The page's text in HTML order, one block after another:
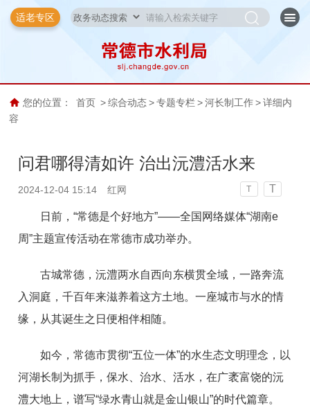
适老专区
您的位置： 首页 > 综合动态 > 专题专栏 > 河长制工作 > 详细内
容
问君哪得清如许 治出沅澧活水来
2024-12-04 15:14 红网 T T
日前，“常德是个好地方”——全国网络媒体“湖南e
周”主题宣传活动在常德市成功举办。
古城常德，沅澧两水自西向东横贯全域，一路奔流
入洞庭，千百年来滋养着这方土地。一座城市与水的情
缘，从其诞生之日便相伴相随。
如今，常德市贯彻“五位一体”的水生态文明理念，以
河湖长制为抓手，保水、治水、活水，在广袤富饶的沅
澧大地上，谱写“绿水青山就是金山银山”的时代篇章。